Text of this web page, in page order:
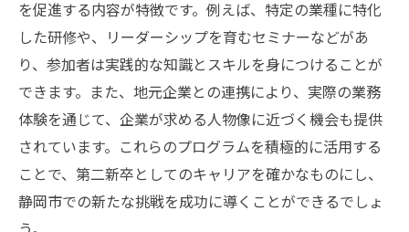
を促進する内容が特徴です。例えば、特定の業種に特化
した研修や、リーダーシップを育むセミナーなどがあ
り、参加者は実践的な知識とスキルを身につけることが
できます。また、地元企業との連携により、実際の業務
体験を通じて、企業が求める人物像に近づく機会も提供
されています。これらのプログラムを積極的に活用する
ことで、第二新卒としてのキャリアを確かなものにし、
静岡市での新たな挑戦を成功に導くことができるでしょ